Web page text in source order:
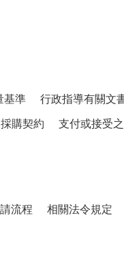
基準 行政指導有關文
購契約 支付或接受
流程 相關法令規定